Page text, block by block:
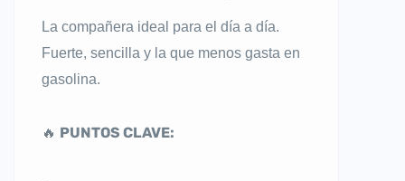
La compañera ideal para el día a día.
Fuerte, sencilla y la que menos gasta en
gasolina.
🔥 PUNTOS CLAVE: